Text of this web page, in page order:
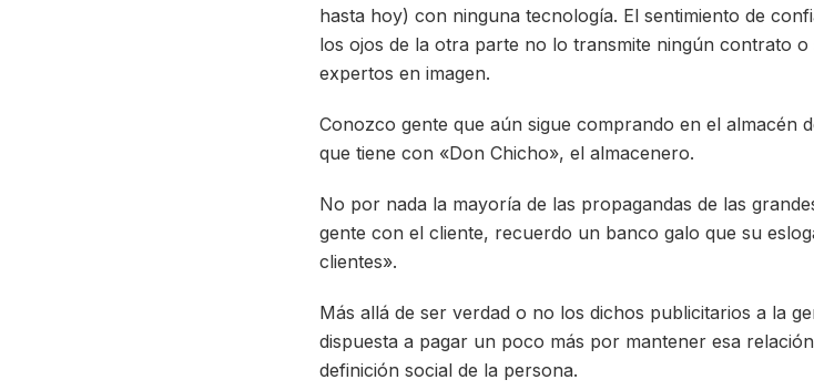
hasta hoy) con ninguna tecnología. El sentimiento de
los ojos de la otra parte no lo transmite ningún contrato
expertos en imagen.
Conozco gente que aún sigue comprando en el almacén
que tiene con «Don Chicho», el almacenero.
No por nada la mayoría de las propagandas de las
gente con el cliente, recuerdo un banco galo que su
clientes».
Más allá de ser verdad o no los dichos publicitarios a la
dispuesta a pagar un poco más por mantener esa
definición social de la persona.